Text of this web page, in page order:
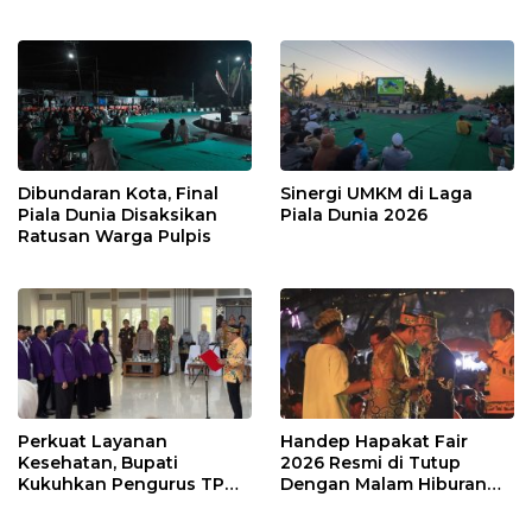
Dibundaran Kota, Final
Piala Dunia Disaksikan
Ratusan Warga Pulpis
Sinergi UMKM di Laga
Piala Dunia 2026
Perkuat Layanan
Kesehatan, Bupati
Kukuhkan Pengurus TP
Handep Hapakat Fair
2026 Resmi di Tutup
Dengan Malam Hiburan